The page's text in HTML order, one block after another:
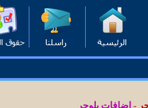
- اضافات بلوجر